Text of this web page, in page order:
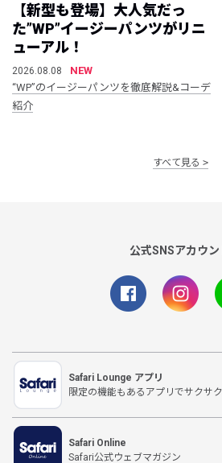
【新型も登場】大人気だっ
た”WP”イージーパンツがリニ
ューアル！
2026.08.08
NEW
“WP”のイージーパンツを徹底解説&コーデ
紹介
すべて見る
公式SNSアカウン
Safari Lounge アプリ
限定の機能もあるアプリでサクサ
Safari Online
Safari公式ウェブマガジン